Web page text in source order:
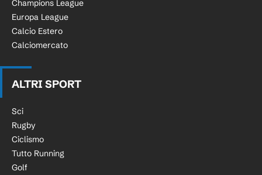
Champions League
Europa League
Calcio Estero
Calciomercato
ALTRI SPORT
Sci
Rugby
Ciclismo
Tutto Running
Golf